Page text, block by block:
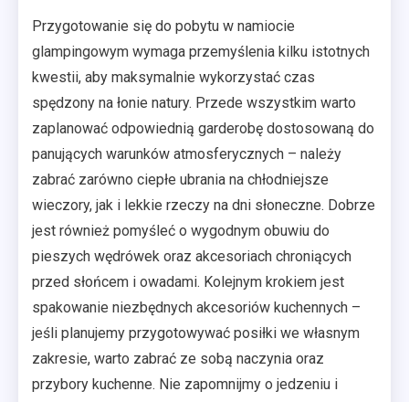
Przygotowanie się do pobytu w namiocie
glampingowym wymaga przemyślenia kilku istotnych
kwestii, aby maksymalnie wykorzystać czas
spędzony na łonie natury. Przede wszystkim warto
zaplanować odpowiednią garderobę dostosowaną do
panujących warunków atmosferycznych – należy
zabrać zarówno ciepłe ubrania na chłodniejsze
wieczory, jak i lekkie rzeczy na dni słoneczne. Dobrze
jest również pomyśleć o wygodnym obuwiu do
pieszych wędrówek oraz akcesoriach chroniących
przed słońcem i owadami. Kolejnym krokiem jest
spakowanie niezbędnych akcesoriów kuchennych –
jeśli planujemy przygotowywać posiłki we własnym
zakresie, warto zabrać ze sobą naczynia oraz
przybory kuchenne. Nie zapomnijmy o jedzeniu i